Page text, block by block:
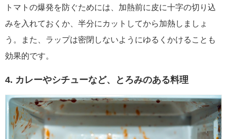
トマトの爆発を防ぐためには、加熱前に皮に十字の切り込
みを入れておくか、半分にカットしてから加熱しましょ
う。また、ラップは密閉しないようにゆるくかけることも
効果的です。
4. カレーやシチューなど、とろみのある料理